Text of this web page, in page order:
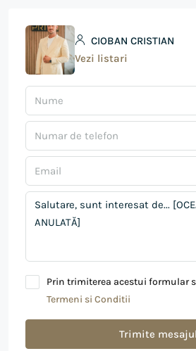
CIOBAN CRISTIAN
Vezi listari
Prin trimiterea acestui formular
Termeni si Conditii
Trimite mesajul